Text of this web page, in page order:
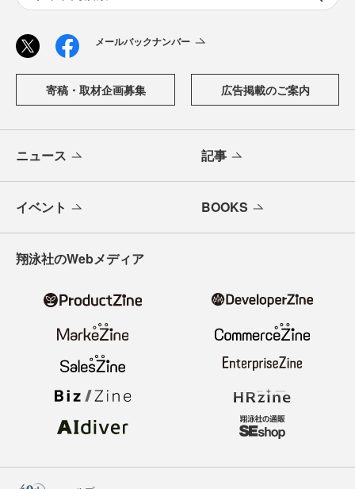
メールバックナンバー
寄稿・取材企画募集 広告掲載のご案内
ニュース 記事
イベント BOOKS
翔泳社のWebメディア